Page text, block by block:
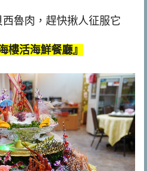
魯肉，趕快揪人征服它
樓活海鮮餐廳』